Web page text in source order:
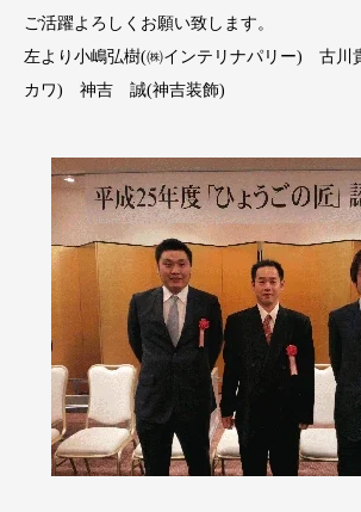
ご活躍よろしくお願い致します。
左より小嶋弘樹(㈱インテリナパリー) 古川
カワ) 神吉 誠(神吉装飾)